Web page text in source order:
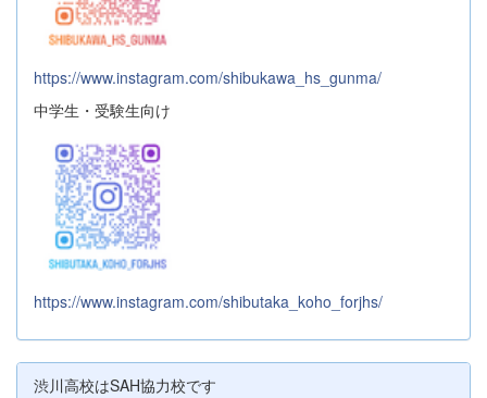
https://www.instagram.com/shibukawa_hs_gunma/
中学生・受験生向け
https://www.instagram.com/shibutaka_koho_forjhs/
渋川高校はSAH協力校です